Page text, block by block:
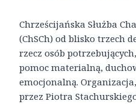
Chrześcijańska Służba
(ChSCh) od blisko trzech
rzecz osób
pomoc materialną,
emocjonalną.
przez Piotra